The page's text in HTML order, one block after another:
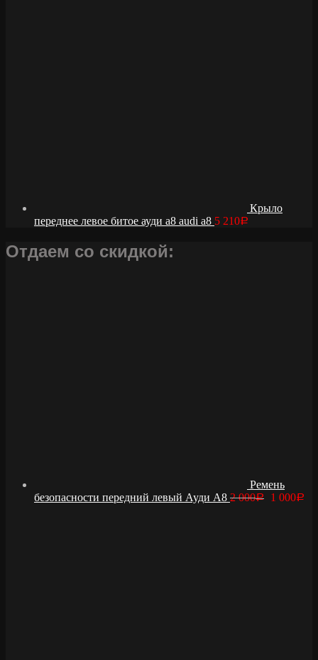
Крыло
переднее левое битое ауди а8 audi a8 5 210Р
Отдаем со скидкой:
Ремень
безопасности передний левый Ауди А8 2 000Р 1 000Р